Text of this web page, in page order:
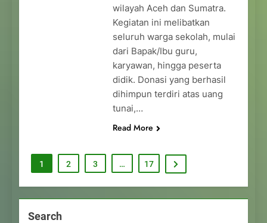
wilayah Aceh dan Sumatra.
Kegiatan ini melibatkan
seluruh warga sekolah, mulai
dari Bapak/Ibu guru,
karyawan, hingga peserta
didik. Donasi yang berhasil
dihimpun terdiri atas uang
tunai,…
Read More
1 2 3 … 17
Search